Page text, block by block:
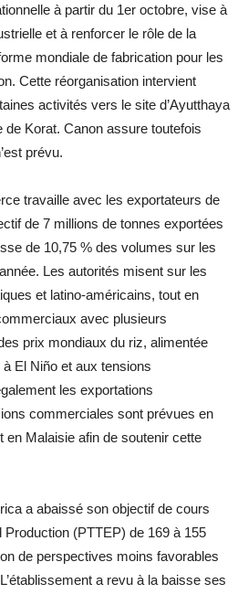
à partir du 1er octobre, vise à
et à renforcer le rôle de la
mondiale de fabrication pour les
Cette réorganisation intervient
activités vers le site d’Ayutthaya
de Korat. Canon assure toutefois
prévu.
travaille avec les exportateurs de
de 7 millions de tonnes exportées
de 10,75 % des volumes sur les
Les autorités misent sur les
et latino-américains, tout en
avec plusieurs
prix mondiaux du riz, alimentée
El Niño et aux tensions
les exportations
commerciales sont prévues en
en Malaisie afin de soutenir cette
a abaissé son objectif de cours
(PTTEP) de 169 à 155
de perspectives moins favorables
a revu à la baisse ses